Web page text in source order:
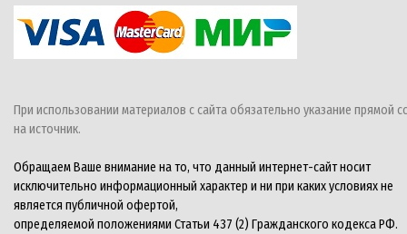
При использовании материалов с сайта обязательно указание прямой
на источник.
Обращаем Ваше внимание на то, что данный интернет-сайт носит
исключительно информационный характер и ни при каких условиях не
является публичной офертой,
определяемой положениями Статьи 437 (2) Гражданского кодекса РФ.